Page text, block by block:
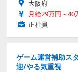
大阪府
月給29万円～40
正社員
ゲーム運営補助ス
迎/やる気重視